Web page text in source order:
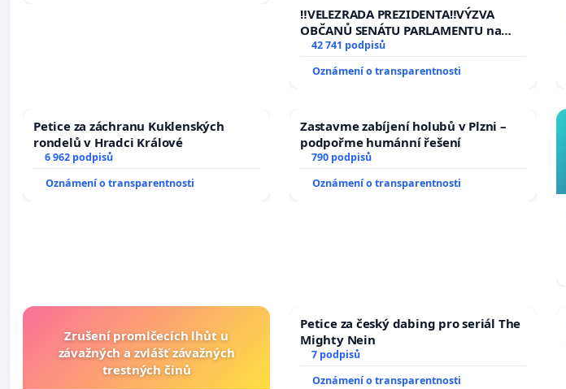
na přijetí usnesení k podání ústavní
žaloby na prezidenta republiky
‼️VELEZRADA PREZIDENTA‼️VÝZVA
OBČANŮ SENÁTU PARLAMENTU na
vyhlášení veřejného slyšení podle §
144 jednacího řádu Senátu k návrhu
na přijetí usnesení k podání ústavní
42 741 podpisů
Oznámení o transparentnosti
Petice za záchranu Kuklenských
rondelů v Hradci Králové
6 962 podpisů
Oznámení o transparentnosti
Zastavme zabíjení holubů v Plzni –
podpořme humánní řešení
790 podpisů
Oznámení o transparentnosti
Zrušení promlčecích lhůt u
závažných a zvlášť závažných
trestných činů
Petice za český dabing pro seriál The
Mighty Nein
7 podpisů
Oznámení o transparentnosti